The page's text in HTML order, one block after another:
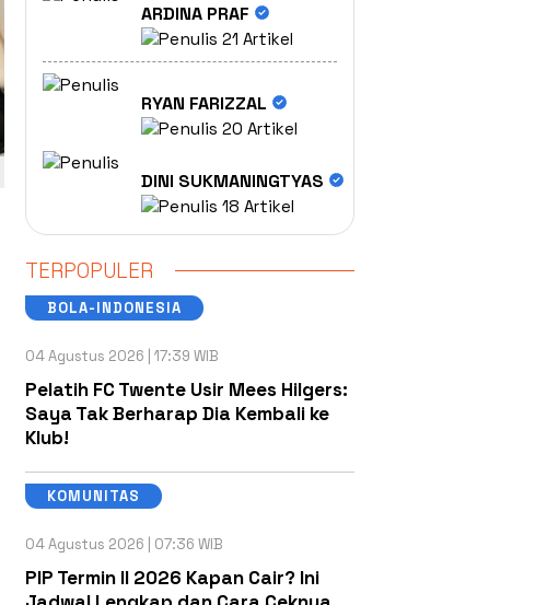
ARDINA PRAF
21 Artikel
RYAN FARIZZAL
20 Artikel
DINI SUKMANINGTYAS
18 Artikel
TERPOPULER
BOLA-INDONESIA
04 Agustus 2026 | 17:39 WIB
Pelatih FC Twente Usir Mees Hilgers:
Saya Tak Berharap Dia Kembali ke
Klub!
KOMUNITAS
04 Agustus 2026 | 07:36 WIB
PIP Termin II 2026 Kapan Cair? Ini